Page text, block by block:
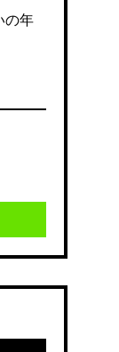
の年